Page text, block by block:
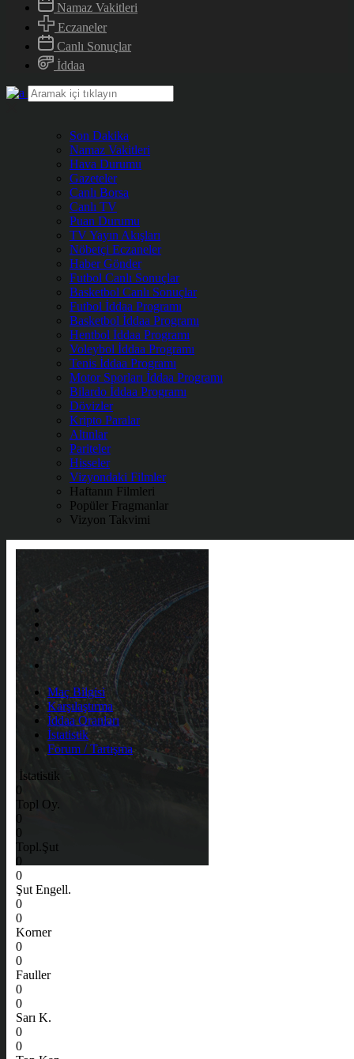
Namaz Vakitleri
Eczaneler
Canlı Sonuçlar
İddaa
Son Dakika
Namaz Vakitleri
Hava Durumu
Gazeteler
Canlı Borsa
Canlı TV
Puan Durumu
TV Yayın Akışları
Nöbetçi Eczaneler
Haber Gönder
Futbol Canlı Sonuçlar
Basketbol Canlı Sonuçlar
Futbol İddaa Programı
Basketbol İddaa Programı
Hentbol İddaa Programı
Voleybol İddaa Programı
Tenis İddaa Programı
Motor Sporları İddaa Programı
Bilardo İddaa Programı
Dövizler
Kripto Paralar
Altınlar
Pariteler
Hisseler
Vizyondaki Filmler
Haftanın Filmleri
Popüler Fragmanlar
Vizyon Takvimi
Maç Bilgisi
Karşılaştırma
İddaa Oranları
İstatistik
Forum / Tartışma
İstatistik
0
Topl Oy.
0
0
Topl.Şut
0
0
Şut Engell.
0
0
Korner
0
0
Fauller
0
0
Sarı K.
0
0